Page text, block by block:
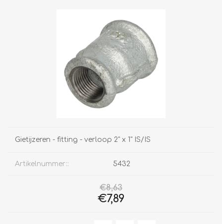
Gietijzeren - fitting - verloop 2" x 1" IS/IS
Artikelnummer:: 5432
€8,63
€7,89